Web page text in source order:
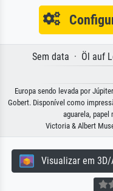
Sem data · Öl auf
Europa sendo levada por
Gobert. Disponível como
aguarela, papel
Victoria & Albert
Visualizar em 3D/